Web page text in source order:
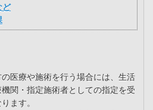
ど
医療や施術を行う場合には、生活
関・指定施術者としての指定を受
ます。